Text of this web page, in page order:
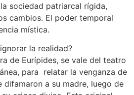
sociedad patriarcal rígida,
cambios. El poder temporal
mística.
la realidad?
de Eurípides, se vale del teatro
para relatar la venganza de
difamaron a su madre, luego de